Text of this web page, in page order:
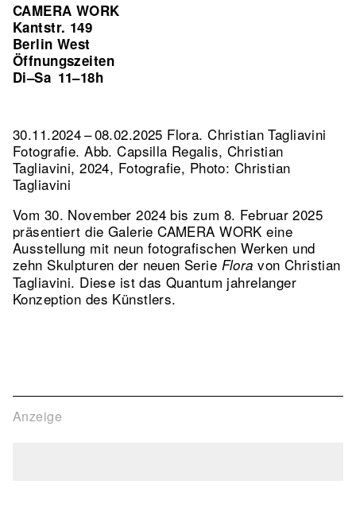
Anzeige
CAMERA WORK
Kantstr. 149
Berlin West
Öffnungszeiten
Di–Sa 11–18h
30.11.2024 – 08.02.2025 Flora. Christian Tagliavini
Fotografie.Abb. Capsilla Regalis, Christian
Tagliavini, 2024, Fotografie, Photo: Christian
Tagliavini
Vom 30. November 2024 bis zum 8. Februar 2025
präsentiert die Galerie CAMERA WORK eine
Ausstellung mit neun fotografischen Werken und
zehn Skulpturen der neuen Serie Flora von Christian
Tagliavini. Diese ist das Quantum jahrelanger
Konzeption des Künstlers.